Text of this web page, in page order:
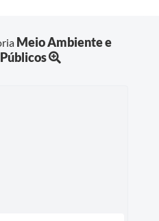
Meio Ambiente e